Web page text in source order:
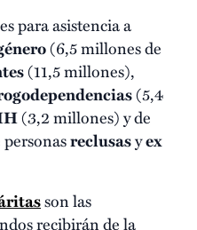
para asistencia a
(6,5 millones de
(11,5 millones),
(5,4
(3,2 millones) y de
personasreclusasyex
son las
recibirán de la